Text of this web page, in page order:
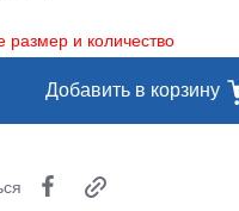
Балаклавы
Аксессуары
Рубашки
размер и количество
Добавить в корзину